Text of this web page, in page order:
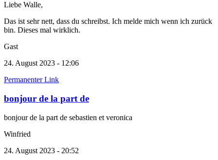
Liebe Walle,
Das ist sehr nett, dass du schreibst. Ich melde mich wenn ich zurück
bin. Dieses mal wirklich.
Gast
24. August 2023 - 12:06
Permanenter Link
bonjour de la part de
bonjour de la part de sebastien et veronica
Winfried
24. August 2023 - 20:52